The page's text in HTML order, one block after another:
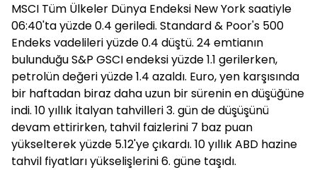
MSCI Tüm Ülkeler Dünya Endeksi New York saatiyle
06:40'ta yüzde 0.4 geriledi. Standard & Poor's 500
Endeks vadelileri yüzde 0.4 düştü. 24 emtianın
bulunduğu S&P GSCI endeksi yüzde 1.1 gerilerken,
petrolün değeri yüzde 1.4 azaldı. Euro, yen karşısında
bir haftadan biraz daha uzun bir sürenin en düşüğüne
indi. 10 yıllık İtalyan tahvilleri 3. gün de düşüşünü
devam ettirirken, tahvil faizlerini 7 baz puan
yükselterek yüzde 5.12'ye çıkardı. 10 yıllık ABD hazine
tahvil fiyatları yükselişlerini 6. güne taşıdı.